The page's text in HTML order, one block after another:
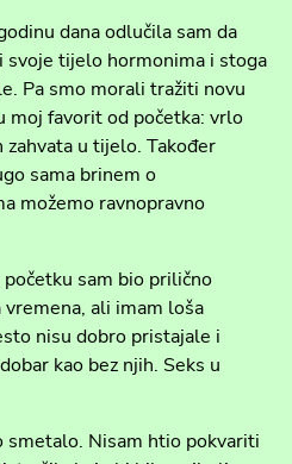
dana odlučila sam da
tijelo hormonima i stoga
Pa smo morali tražiti novu
moj favorit od početka: vrlo
u tijelo. Također
sama brinem o
možemo ravnopravno
sam bio prilično
ali imam loša
nisu dobro pristajale i
kao bez njih. Seks u
smetalo. Nisam htio pokvariti